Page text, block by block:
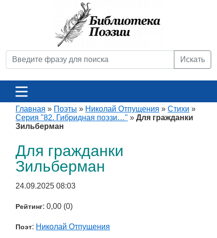
Искать
Главная » Поэты » Николай Отпущения » Стихи »
Серия "82. Гибридная поэзи…" » Для гражданки
Зильберман
Для гражданки
Зильберман
24.09.2025 08:03
Рейтинг: 0,00 (0)
Поэт: Николай Отпущения